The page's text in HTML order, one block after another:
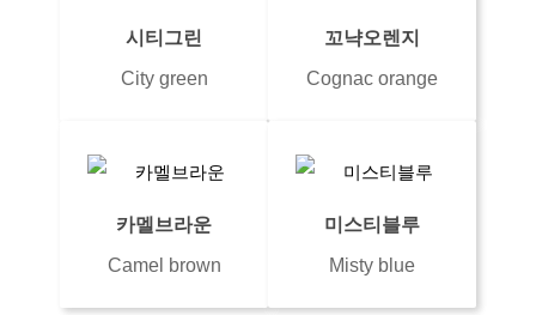
시티그린
City green
꼬냑오렌지
Cognac orange
카멜브라운
Camel brown
미스티블루
Misty blue